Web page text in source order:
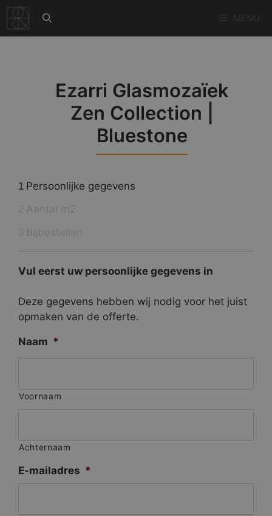
naar
de
Ezarri Glasmozaïek
Zen Collection |
Bluestone
1 Persoonlijke gegevens
Vul eerst uw persoonlijke gegevens in
Deze gegevens hebben wij nodig voor het juist
opmaken van de offerte.
Naam *
Voornaam
Achternaam
E-mailadres *